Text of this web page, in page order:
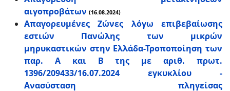
αιγοπροβάτων (16.08.2024)
Απαγορευμένες Ζώνες λόγω επιβεβαίωσης
εστιών Πανώλης των μικρών
μηρυκαστικών στην Ελλάδα-Τροποποίηση των
παρ. Α και Β της με αριθ. πρωτ.
1396/209433/16.07.2024 εγκυκλίου -
Ανασύσταση πληγείσας